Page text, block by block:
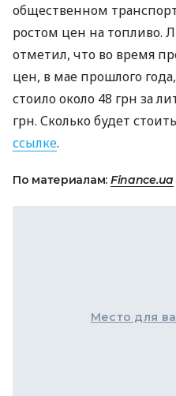
общественном
ростом цен на топливо.
отметил, что во время
цен, в мае прошлого
стоило около 48 грн за
грн. Сколько будет
ссылке.
По материалам: Finance.ua
Место для